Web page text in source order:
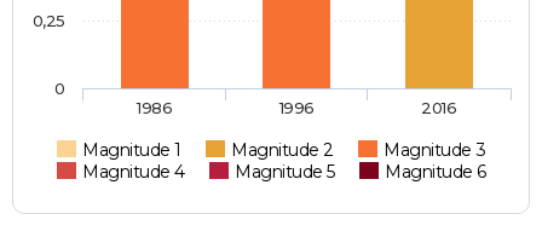
Magnitude 1 Magnitude 2
Magnitude 3
Magnitude 4
Magnitude 5 Magnitude 6
1986 1996 2016
0
0,25